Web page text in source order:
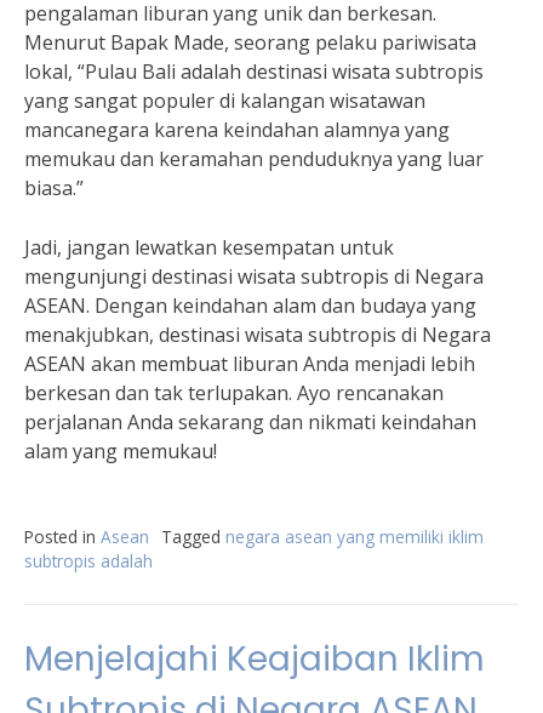
pengalaman liburan yang unik dan berkesan.
Menurut Bapak Made, seorang pelaku pariwisata
lokal, “Pulau Bali adalah destinasi wisata subtropis
yang sangat populer di kalangan wisatawan
mancanegara karena keindahan alamnya yang
memukau dan keramahan penduduknya yang luar
biasa.”
Jadi, jangan lewatkan kesempatan untuk
mengunjungi destinasi wisata subtropis di Negara
ASEAN. Dengan keindahan alam dan budaya yang
menakjubkan, destinasi wisata subtropis di Negara
ASEAN akan membuat liburan Anda menjadi lebih
berkesan dan tak terlupakan. Ayo rencanakan
perjalanan Anda sekarang dan nikmati keindahan
alam yang memukau!
Posted in Asean Tagged negara asean yang memiliki iklim
subtropis adalah
Menjelajahi Keajaiban Iklim